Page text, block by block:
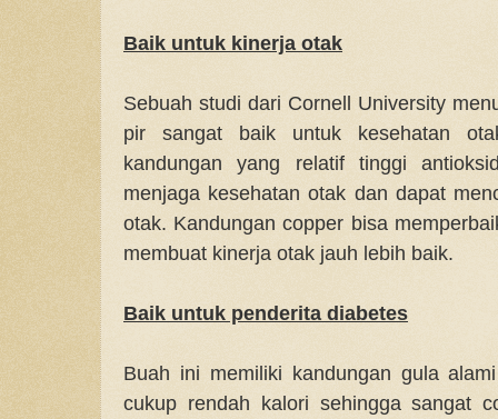
Baik untuk kinerja otak
Sebuah studi dari Cornell University
pir sangat baik untuk kesehatan
kandungan yang relatif tinggi
menjaga kesehatan otak dan dapat
otak. Kandungan copper bisa
membuat kinerja otak jauh lebih baik.
Baik untuk penderita diabetes
Buah ini memiliki kandungan gula
cukup rendah kalori sehingga sangat